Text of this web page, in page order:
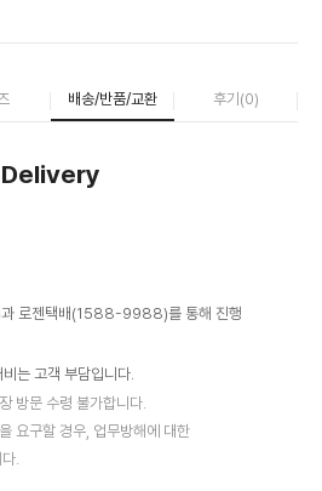
배송/반품/교환 후기(0)
Delivery
로젠택배(1588-9988)를 통해 진행
는 고객 부담입니다.
방문 수령 불가합니다.
요구할 경우, 업무방해에 대한
.